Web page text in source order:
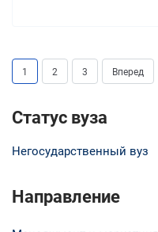
1 2 3 Вперед
Статус вуза
Негосударственный вуз
Направление